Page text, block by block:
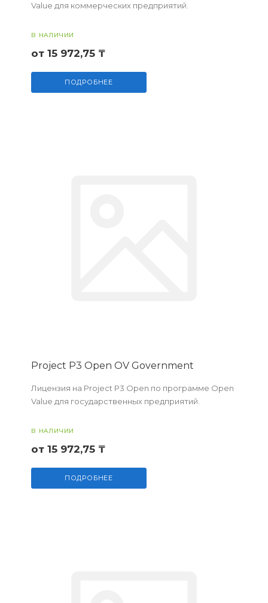
Value для коммерческих предприятий.
В НАЛИЧИИ
от 15 972,75 ₸
ПОДРОБНЕЕ
Project P3 Open OV Government
Лицензия на Project P3 Open по программе Open
Value для государственных предприятий.
В НАЛИЧИИ
от 15 972,75 ₸
ПОДРОБНЕЕ